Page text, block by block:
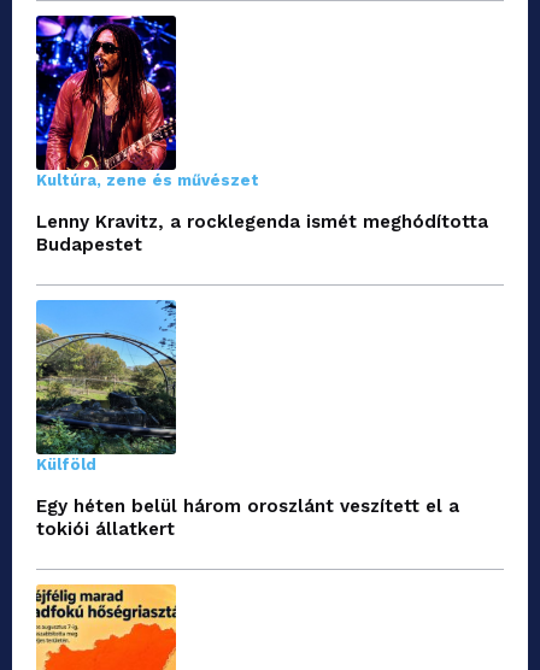
Kultúra, zene és művészet
Lenny Kravitz, a rocklegenda ismét meghódította
Budapestet
Külföld
Egy héten belül három oroszlánt veszített el a
tokiói állatkert